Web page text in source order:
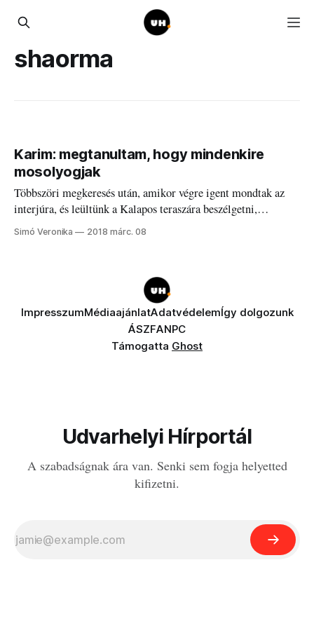
shaorma
Karim: megtanultam, hogy mindenkire
mosolyogjak
Többszöri megkeresés után, amikor végre igent mondtak az
interjúra, és leültünk a Kalapos teraszára beszélgetni,
mindenki izgult egy kicsit.
Simó Veronika 2018 márc. 08
ImpresszumMédiaajánlatAdatvédelemÍgy dolgozunk
ÁSZFANPC
Támogatta Ghost
Udvarhelyi Hírportál
A szabadságnak ára van. Senki sem fogja helyetted
kifizetni.